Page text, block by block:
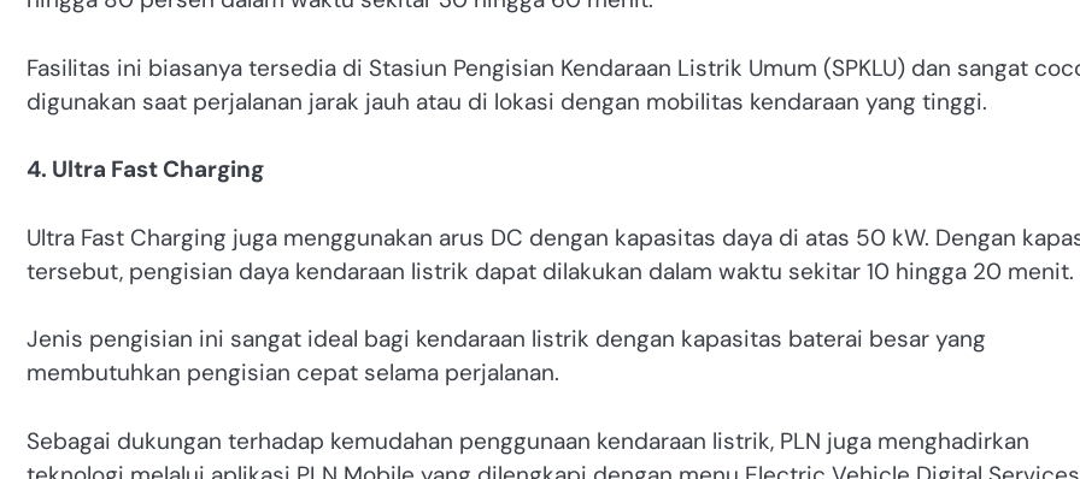
Fasilitas ini biasanya tersedia di Stasiun Pengisian Kendaraan Listrik Umum (SPKLU) dan sangat
digunakan saat perjalanan jarak jauh atau di lokasi dengan mobilitas kendaraan yang tinggi.
4. Ultra Fast Charging
Ultra Fast Charging juga menggunakan arus DC dengan kapasitas daya di atas 50 kW. Dengan
tersebut, pengisian daya kendaraan listrik dapat dilakukan dalam waktu sekitar 10 hingga 20 menit.
Jenis pengisian ini sangat ideal bagi kendaraan listrik dengan kapasitas baterai besar yang
membutuhkan pengisian cepat selama perjalanan.
Sebagai dukungan terhadap kemudahan penggunaan kendaraan listrik, PLN juga menghadirkan